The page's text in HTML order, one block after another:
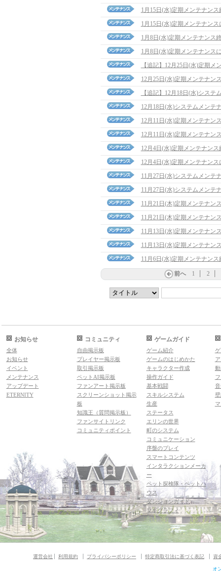
1月15日(水)定期メンテナン
1月15日(水)定期メンテナンス
1月8日(水)定期メンテナンス
1月8日(水)定期メンテナンス
【追記】12月25日(水)定期メ
12月25日(水)定期メンテナン
【追記】12月18日(水)システ
12月18日(水)システムメンテ
12月11日(水)定期メンテナン
12月11日(水)定期メンテナン
12月4日(水)定期メンテナン
12月4日(水)定期メンテナンス
11月27日(水)システムメンテ
11月27日(水)システムメンテ
11月21日(木)定期メンテナン
11月21日(木)定期メンテナン
11月13日(水)定期メンテナン
11月13日(水)定期メンテナン
11月6日(水)定期メンテナン
前へ 1 2
お知らせ
全体
お知らせ
イベント
メンテナンス
アップデート
ETERNITY
コミュニティ
自由掲示板
プレイヤー掲示板
取引掲示板
ペットAI掲示板
ファンアート掲示板
スクリーンショット掲示
板
知識王（質問掲示板）
ファンサイトリンク
コミュニティポイント
ゲームガイド
ゲーム紹介
ゲームのはじめかた
キャラクター作成
操作ガイド
基本戦闘
スキルシステム
生産
ステータス
エリンの世界
町のシステム
コミュニケーション
序盤のプレイ
スマートコンテンツ
インタラクションメーカ
ー
ペット探検隊・ペットハ
ウス
ダンジョンガイド
マギグラフィ
運営会社 利用規約 プライバシーポリシー 特定商取引法に基づく表記 資
オ